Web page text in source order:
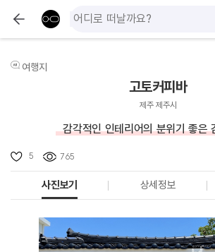
여행지
고토커피바
제주 제주시
감각적인 인테리어의 분위기 좋은
5 765
사진보기 상세정보